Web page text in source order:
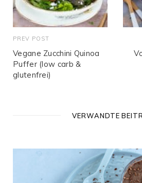
PREV POST
Vegane Zucchini Quinoa
Puffer (low carb &
glutenfrei)
VERWANDTE